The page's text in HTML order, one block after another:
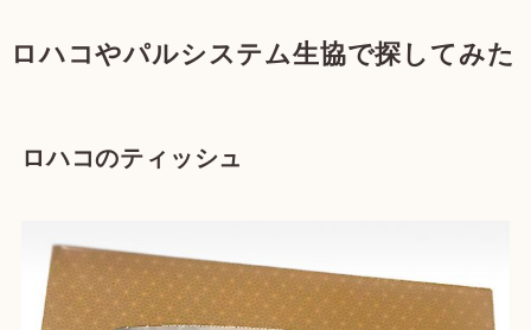
ロハコやパルシステム生協で探してみた
ロハコのティッシュ